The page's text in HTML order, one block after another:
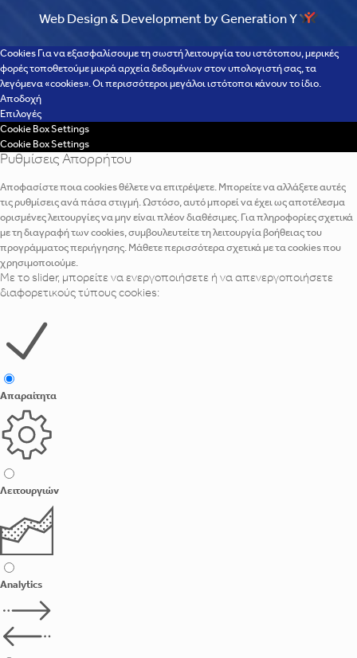
Web Design & Development by Generation Y
Cookies Για να εξασφαλίσουμε τη σωστή λειτουργία του ιστότοπου, μερικές
φορές τοποθετούμε μικρά αρχεία δεδομένων στον υπολογιστή σας, τα
λεγόμενα «cookies». Οι περισσότεροι μεγάλοι ιστότοποι κάνουν το ίδιο.
Αποδοχή
Επιλογές
Cookie Box Settings
Cookie Box Settings
Ρυθμίσεις Απορρήτου
Αποφασίστε ποια cookies θέλετε να επιτρέψετε. Μπορείτε να αλλάξετε αυτές
τις ρυθμίσεις ανά πάσα στιγμή. Ωστόσο, αυτό μπορεί να έχει ως αποτέλεσμα
ορισμένες λειτουργίες να μην είναι πλέον διαθέσιμες. Για πληροφορίες σχετικά
με τη διαγραφή των cookies, συμβουλευτείτε τη λειτουργία βοήθειας του
προγράμματος περιήγησης. Μάθετε περισσότερα σχετικά με τα cookies που
χρησιμοποιούμε.
Με το slider, μπορείτε να ενεργοποιήσετε ή να απενεργοποιήσετε
διαφορετικούς τύπους cookies:
Απαραίτητα
Λειτουργιών
Analytics